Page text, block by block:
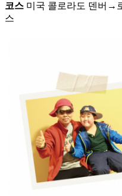
코스 미국 콜로라도 덴버→
스